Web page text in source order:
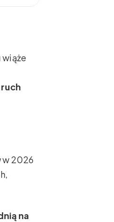
2026
na